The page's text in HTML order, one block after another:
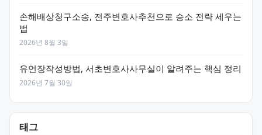
손해배상청구소송, 전주변호사추천으로 승소 전략 세우는
법
2026년 8월 3일
유언장작성방법, 서초변호사사무실이 알려주는 핵심 정리
2026년 7월 30일
태그